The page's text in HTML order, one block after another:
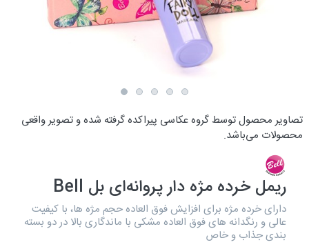
تصاویر محصول توسط گروه عکاسی پیراکده گرفته شده و تصویر واقعی
محصولات می‌باشد.
ریمل خرده مژه دار پروانه‌ای بل Bell
دارای خرده مژه برای افزایش فوق العاده حجم مژه ها، با کیفیت
عالی و رنگدانه های فوق العاده مشکی با ماندگاری بالا در دو بسته
بندی جذاب و خاص